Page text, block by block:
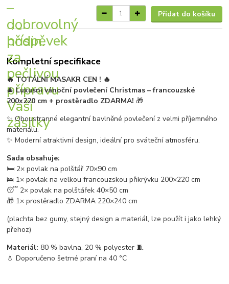
Přidat do košíku
Kompletní specifikace
🔥 TOTÁLNÍ MASAKR CEN ! 🔥
🎄Luxusní vánoční povlečení Christmas – francouzské
200x220 cm + prostěradlo ZDARMA! 🎁
✨ Oboustranné elegantní bavlněné povlečení z velmi příjemného
materiálu.
✨ Moderní atraktivní design, ideální pro sváteční atmosféru.
Sada obsahuje:
🛏️ 2× povlak na polštář 70×90 cm
🛌 1× povlak na velkou francouzskou přikrývku 200×220 cm
😴 2× povlak na polštářek 40×50 cm
🎁 1× prostěradlo ZDARMA 220×240 cm
(plachta bez gumy, stejný design a materiál, lze použít i jako lehký
přehoz)
Materiál: 80 % bavlna, 20 % polyester 🧵
💧 Doporučeno šetrné praní na 40 °C